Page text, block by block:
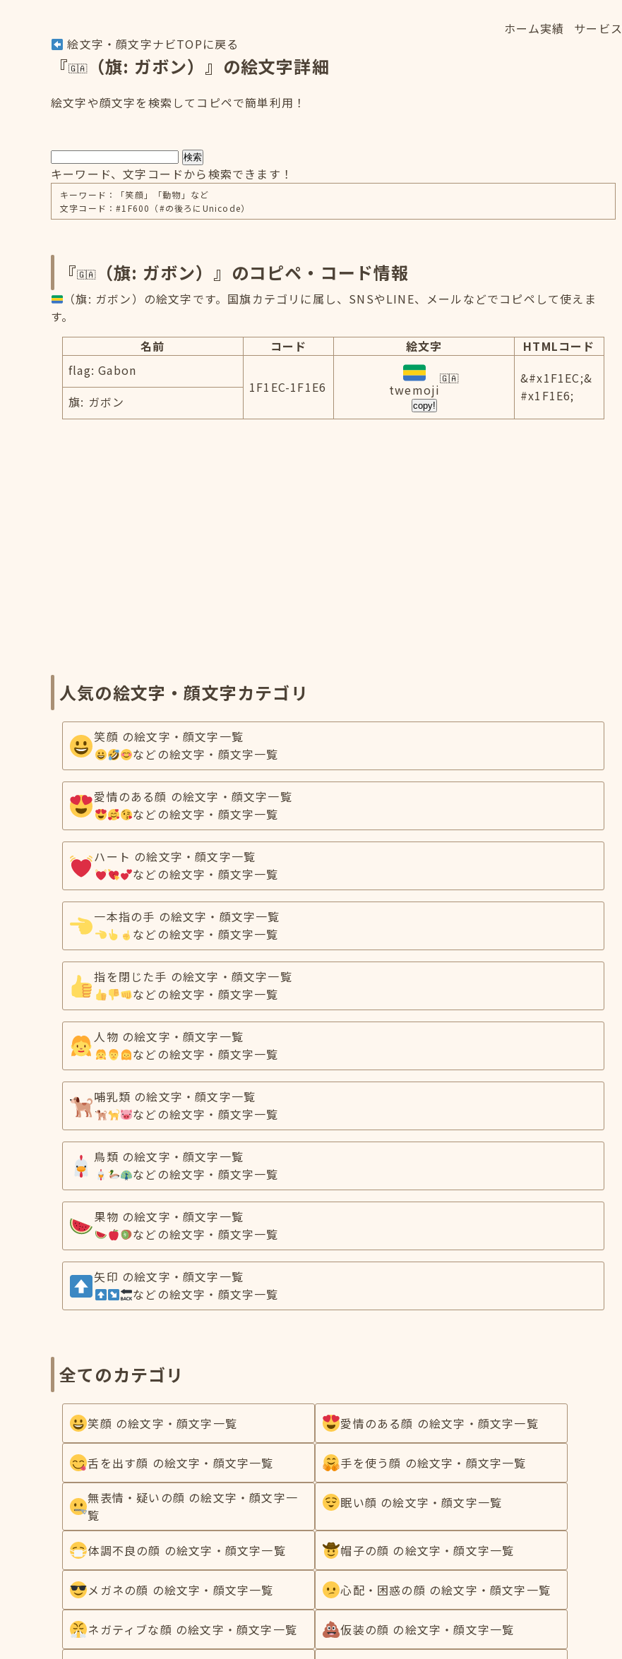
ホーム実績
サービス
絵文字・顔文字ナビTOPに戻る
『 （旗: ガボン）』の絵文字詳細
絵文字や顔文字を検索してコピペで簡単利用！
検索
キーワード、文字コードから検索できます！
キーワード：「笑顔」「動物」など
文字コード：#1F600（#の後ろにUnicode）
『 （旗: ガボン）』のコピペ・コード情報
（旗: ガボン）の絵文字です。国旗カテゴリに属し、SNSやLINE、メールなどでコピペして使えま
す。
名前
コード 絵文字
HTMLコード
flag: Gabon
1F1EC-1F1E6
twemoji
copy!
&#x1F1EC;&
#x1F1E6;
旗: ガボン
人気の絵文字・顔文字カテゴリ
笑顔 の絵文字・顔文字一覧
などの絵文字・顔文字一覧
愛情のある顔 の絵文字・顔文字一覧
などの絵文字・顔文字一覧
ハート の絵文字・顔文字一覧
などの絵文字・顔文字一覧
一本指の手 の絵文字・顔文字一覧
などの絵文字・顔文字一覧
指を閉じた手 の絵文字・顔文字一覧
などの絵文字・顔文字一覧
人物 の絵文字・顔文字一覧
などの絵文字・顔文字一覧
哺乳類 の絵文字・顔文字一覧
などの絵文字・顔文字一覧
鳥類 の絵文字・顔文字一覧
などの絵文字・顔文字一覧
果物 の絵文字・顔文字一覧
などの絵文字・顔文字一覧
矢印 の絵文字・顔文字一覧
などの絵文字・顔文字一覧
全てのカテゴリ
笑顔 の絵文字・顔文字一覧 愛情のある顔 の絵文字・顔文字一覧
舌を出す顔 の絵文字・顔文字一覧 手を使う顔 の絵文字・顔文字一覧
無表情・疑いの顔 の絵文字・顔文字一
覧
眠い顔 の絵文字・顔文字一覧
体調不良の顔 の絵文字・顔文字一覧 帽子の顔 の絵文字・顔文字一覧
メガネの顔 の絵文字・顔文字一覧 心配・困惑の顔 の絵文字・顔文字一覧
ネガティブな顔 の絵文字・顔文字一覧 仮装の顔 の絵文字・顔文字一覧